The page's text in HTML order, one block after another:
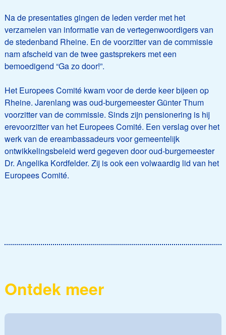
Na de presentaties gingen de leden verder met het
verzamelen van informatie van de vertegenwoordigers van
de stedenband Rheine. En de voorzitter van de commissie
nam afscheid van de twee gastsprekers met een
bemoedigend “Ga zo door!”.
Het Europees Comité kwam voor de derde keer bijeen op
Rheine. Jarenlang was oud-burgemeester Günter Thum
voorzitter van de commissie. Sinds zijn pensionering is hij
erevoorzitter van het Europees Comité. Een verslag over het
werk van de ereambassadeurs voor gemeentelijk
ontwikkelingsbeleid werd gegeven door oud-burgemeester
Dr. Angelika Kordfelder. Zij is ook een volwaardig lid van het
Europees Comité.
Ontdek meer